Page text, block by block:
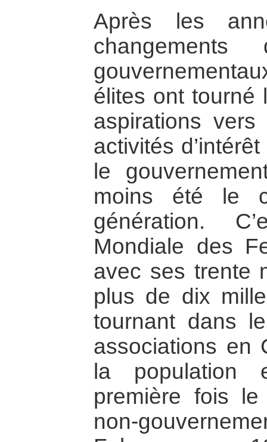
Après les
élites ont tourné
aspirations
activités
le
moins été le
génération.
Mondiale des
avec ses trente
plus de dix
tournant dans
associations en
la population
première fois le
non-